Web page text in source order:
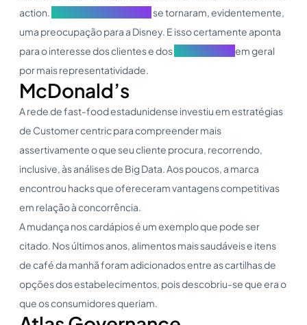
action.
se tornaram, evidentemente,
uma preocupação para a Disney. E isso certamente aponta
para o interesse dos clientes e dos
em geral
por mais representatividade.
McDonald’s
A rede de fast-food estadunidense investiu em estratégias
de Customer centric para compreender mais
assertivamente o que seu cliente procura, recorrendo,
inclusive, às análises de Big Data. Aos poucos, a marca
encontrou hacks que ofereceram vantagens competitivas
em relação à concorrência.
A mudança nos cardápios é um exemplo que pode ser
citado. Nos últimos anos, alimentos mais saudáveis e itens
de café da manhã foram adicionados entre as cartilhas de
opções dos estabelecimentos, pois descobriu-se que era o
que os consumidores queriam.